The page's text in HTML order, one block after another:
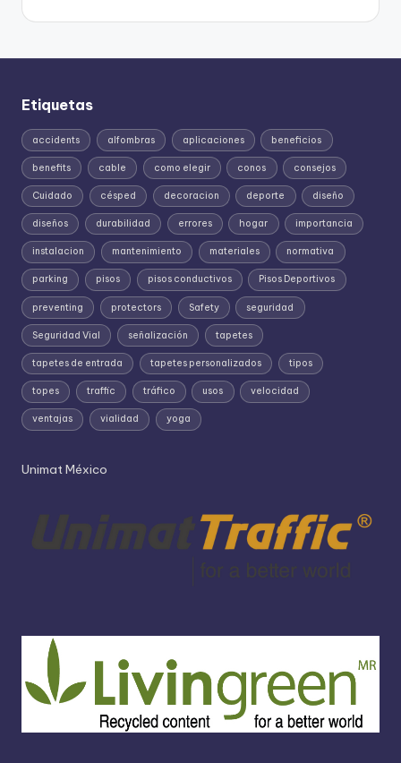
Etiquetas
accidents alfombras aplicaciones beneficios
benefits cable como elegir conos consejos
Cuidado césped decoracion deporte diseño
diseños durabilidad errores hogar importancia
instalacion mantenimiento materiales normativa
parking pisos pisos conductivos Pisos Deportivos
preventing protectors Safety seguridad
Seguridad Vial señalización tapetes
tapetes de entrada tapetes personalizados tipos
topes traffic tráfico usos velocidad
ventajas vialidad yoga
Unimat México